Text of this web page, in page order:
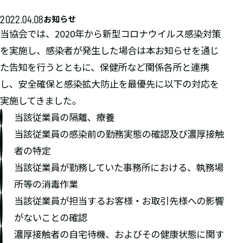
2022.04.08お知らせ
当協会では、2020年から新型コロナウイルス感染対策
を実施し、感染者が発生した場合は本お知らせを通じ
た告知を行うとともに、保健所など関係各所と連携
し、安全確保と感染拡大防止を最優先に以下の対応を
実施してきました。
当該従業員の隔離、療養
当該従業員の感染前の勤務実態の確認及び濃厚接触
者の特定
当該従業員が勤務していた事務所における、執務場
所等の消毒作業
当該従業員が担当するお客様・お取引先様への影響
がないことの確認
濃厚接触者の自宅待機、およびその健康状態に関す